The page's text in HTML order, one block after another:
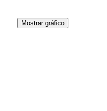
Mostrar gráfico